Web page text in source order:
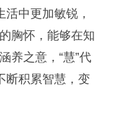
中更加敏锐，
胸怀，能够在知
养之意，“慧”代
断积累智慧，变